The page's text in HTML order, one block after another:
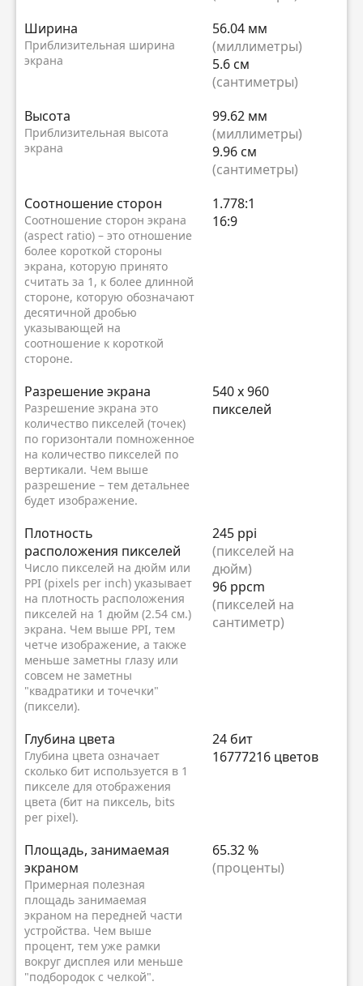
Ширина
Приблизительная ширина
экрана
56.04 мм
(миллиметры)
5.6 см
(сантиметры)
Высота
Приблизительная высота
экрана
99.62 мм
(миллиметры)
9.96 см
(сантиметры)
Соотношение сторон
Соотношение сторон экрана
(aspect ratio) – это отношение
более короткой стороны
экрана, которую принято
считать за 1, к более длинной
стороне, которую обозначают
десятичной дробью
указывающей на
соотношение к короткой
стороне.
1.778:1
16:9
Разрешение экрана
Разрешение экрана это
количество пикселей (точек)
по горизонтали помноженное
на количество пикселей по
вертикали. Чем выше
разрешение – тем детальнее
будет изображение.
540 x 960
пикселей
Плотность
расположения пикселей
Число пикселей на дюйм или
PPI (pixels per inch) указывает
на плотность расположения
пикселей на 1 дюйм (2.54 см.)
экрана. Чем выше PPI, тем
четче изображение, а также
меньше заметны глазу или
совсем не заметны
"квадратики и точечки"
(пиксели).
245 ppi
(пикселей на
дюйм)
96 ppcm
(пикселей на
сантиметр)
Глубина цвета
Глубина цвета означает
сколько бит используется в 1
пикселе для отображения
цвета (бит на пиксель, bits
per pixel).
24 бит
16777216 цветов
Площадь, занимаемая
экраном
Примерная полезная
площадь занимаемая
экраном на передней части
устройства. Чем выше
процент, тем уже рамки
вокруг дисплея или меньше
"подбородок с челкой".
65.32 %
(проценты)